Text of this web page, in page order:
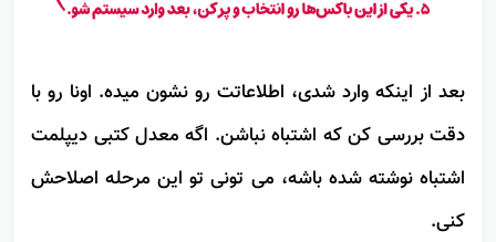
بعد از اینکه وارد شدی، اطلاعاتت رو نشون میده. اونا رو با
دقت بررسی کن که اشتباه نباشن. اگه معدل کتبی دیپلمت
اشتباه نوشته شده باشه، می تونی تو این مرحله اصلاحش